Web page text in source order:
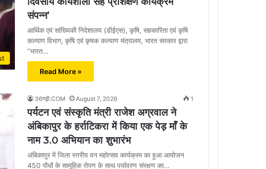
संपन्न’
आर्थिक एवं सांख्यिकी निदेशालय (डीईएस), कृषि, सहकारिता एवं कृषि
कल्याण विभाग, कृषि एवं कृषक कल्याण मंत्रालय, भारत सरकार द्वारा
’’भारत…
Read More »
36गढ़ी.COM August 7, 2026 1
पर्यटन एवं संस्कृति मंत्री राजेश अग्रवाल ने
अंबिकापुर के हर्राटिकरा में किया एक पेड़ माँ के
नाम 3.0 अभियान का शुभारंभ
अंबिकापुर में जिला स्तरीय वन महोत्सव कार्यक्रम का हुआ आयोजन
450 पौधों के सामूहिक रोपण के साथ पर्यावरण संरक्षण का…